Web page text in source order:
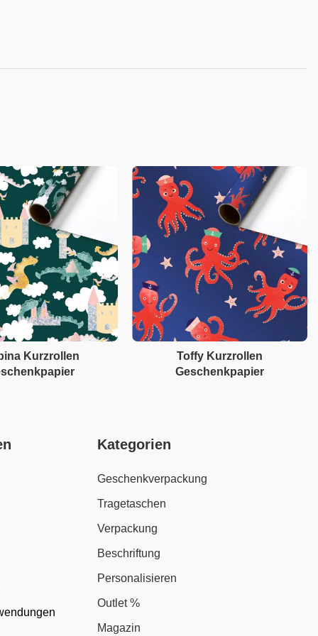
Kurzrollen
Toffy Kurzrollen
Geschenkpapier
Kategorien
Geschenkverpackung
Tragetaschen
Verpackung
Beschriftung
Personalisieren
Outlet %
Magazin